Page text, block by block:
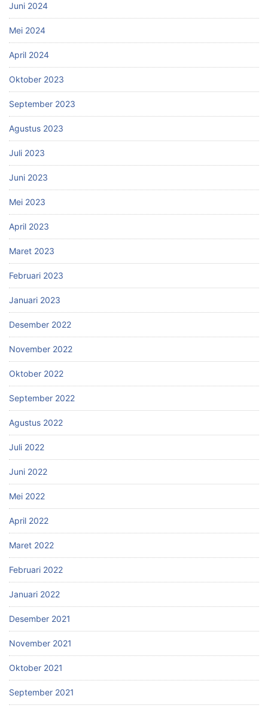
Juni 2024
Mei 2024
April 2024
Oktober 2023
September 2023
Agustus 2023
Juli 2023
Juni 2023
Mei 2023
April 2023
Maret 2023
Februari 2023
Januari 2023
Desember 2022
November 2022
Oktober 2022
September 2022
Agustus 2022
Juli 2022
Juni 2022
Mei 2022
April 2022
Maret 2022
Februari 2022
Januari 2022
Desember 2021
November 2021
Oktober 2021
September 2021